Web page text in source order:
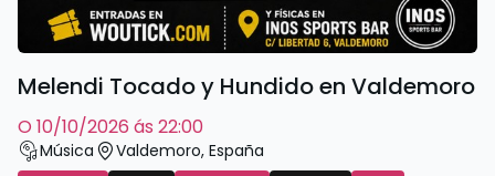
Melendi Tocado y Hundido en Valdemoro
o 10/10/2026 ás 22:00
Música Valdemoro, España